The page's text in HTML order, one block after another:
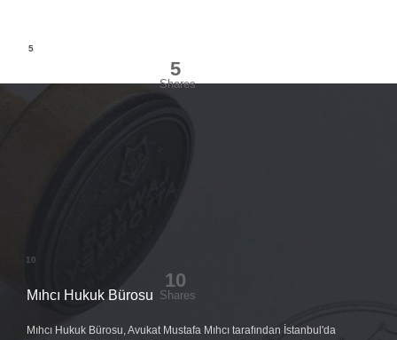
Mıhcı Hukuk Bürosu
Mıhcı Hukuk Bürosu, Avukat Mustafa Mıhcı tarafından İstanbul'da